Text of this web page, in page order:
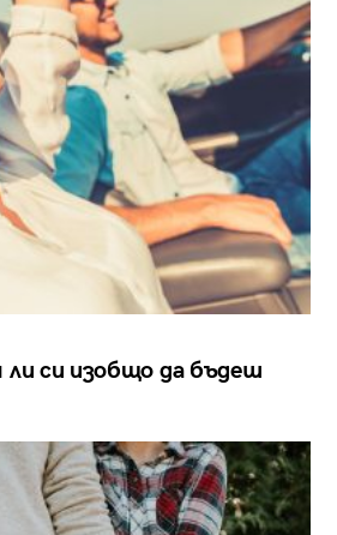
си изобщо да бъдеш